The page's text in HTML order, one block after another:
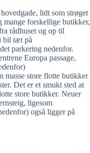
hovedgade, lidt som strøget
mange forskellige butikker,
rådhuset og op til
bil tæt på
parkering nedenfor.
Europa passage,
masse store flotte butikker
Det er et smukt sted at
store butikker. Neuer
ligesom
også ligger på